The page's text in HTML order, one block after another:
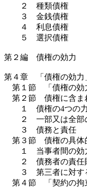
２ 種類債権
３ 金銭債権
４ 利息債権
５ 選択債権
第２編 債権の効力
第４章 「債権の効力
第１節 「債権の効
第２節 債権に含ま
１ 債権の4つの力
２ 一部又は全部
３ 債務と責任
第３節 債権の具体
１ 当事者間の効
２ 債務者の責任
３ 第三者に対す
第４節 「契約の拘